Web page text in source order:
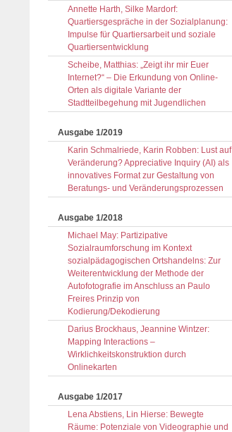
Annette Harth, Silke Mardorf:
Quartiersgespräche in der Sozialplanung:
Impulse für Quartiersarbeit und soziale
Quartiersentwicklung
Scheibe, Matthias: „Zeigt ihr mir Euer
Internet?“ – Die Erkundung von Online-
Orten als digitale Variante der
Stadtteilbegehung mit Jugendlichen
Ausgabe 1/2019
Karin Schmalriede, Karin Robben: Lust auf
Veränderung? Appreciative Inquiry (AI) als
innovatives Format zur Gestaltung von
Beratungs- und Veränderungs­prozessen
Ausgabe 1/2018
Michael May: Partizipative
Sozialraumforschung im Kontext
sozialpädagogischen Ortshandelns: Zur
Weiterentwicklung der Methode der
Autofotografie im Anschluss an Paulo
Freires Prinzip von
Kodierung/Dekodierung
Darius Brockhaus, Jeannine Wintzer:
Mapping Interactions –
Wirklichkeitskonstruktion durch
Onlinekarten
Ausgabe 1/2017
Lena Abstiens, Lin Hierse: Bewegte
Räume: Potenziale von Videographie und